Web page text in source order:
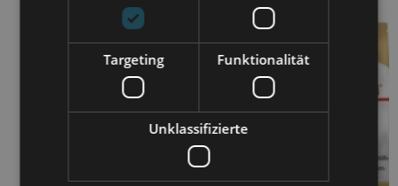
Targeting Funktionalität
Unklassifizierte